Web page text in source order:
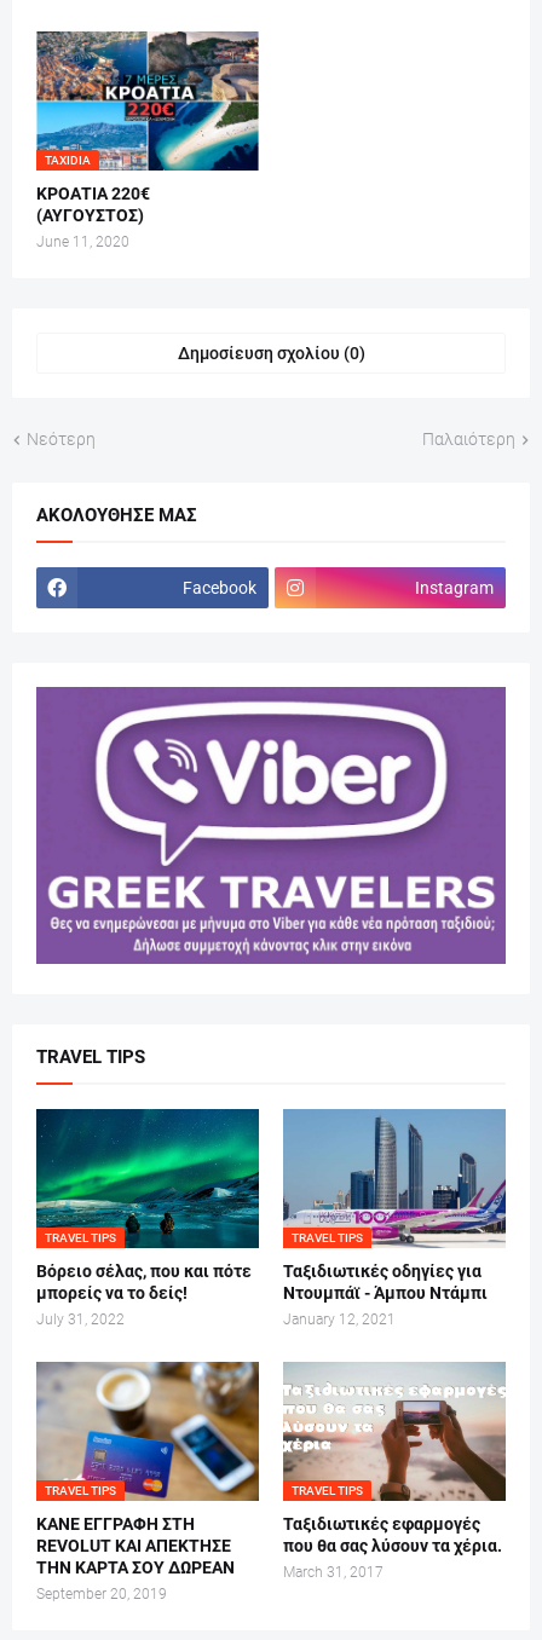
TAXIDIA
ΚΡΟΑΤΙΑ 220€
(ΑΥΓΟΥΣΤΟΣ)
June 11, 2020
Δημοσίευση σχολίου (0)
Νεότερη Παλαιότερη
ΑΚΟΛΟΎΘΗΣΕ ΜΑΣ
Facebook Instagram
TRAVEL TIPS
TRAVEL TIPS
Βόρειο σέλας, που και πότε
μπορείς να το δείς!
July 31, 2022
TRAVEL TIPS
Ταξιδιωτικές οδηγίες για
Ντουμπάϊ - Άμπου Ντάμπι
January 12, 2021
TRAVEL TIPS
ΚΑΝΕ ΕΓΓΡΑΦΗ ΣΤΗ
REVOLUT ΚΑΙ ΑΠΕΚΤΗΣΕ
ΤΗΝ ΚΑΡΤΑ ΣΟΥ ΔΩΡΕΑΝ
September 20, 2019
TRAVEL TIPS
Ταξιδιωτικές εφαρμογές
που θα σας λύσουν τα χέρια.
March 31, 2017